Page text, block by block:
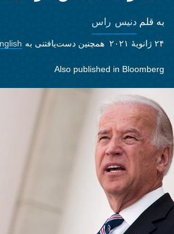
به قلم دنیس راس
۲۴ ژانویهٔ ۲۰۲۱ همچنین دست‌یافتنی به
Also published in Bloomberg